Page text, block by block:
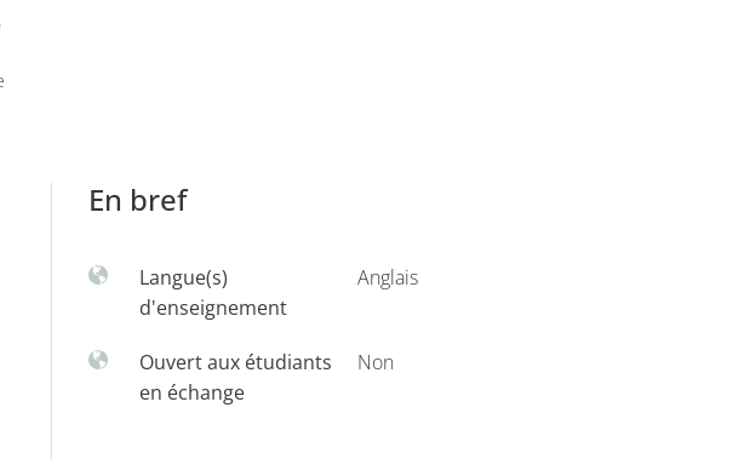
En bref
Langue(s)
d'enseignement
Anglais
Ouvert aux étudiants
en échange
Non